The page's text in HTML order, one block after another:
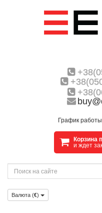
График
Корзина
и ждет
Валюта (€)